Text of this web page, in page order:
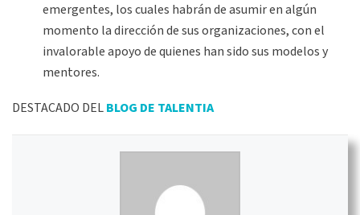
emergentes, los cuales habrán de asumir en algún
momento la dirección de sus organizaciones, con el
invalorable apoyo de quienes han sido sus modelos y
mentores.
DESTACADO DELBLOG DE TALENTIA